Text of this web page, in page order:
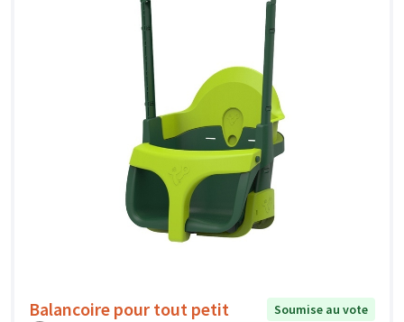
Balancoire pour tout petit
Soumise au vote